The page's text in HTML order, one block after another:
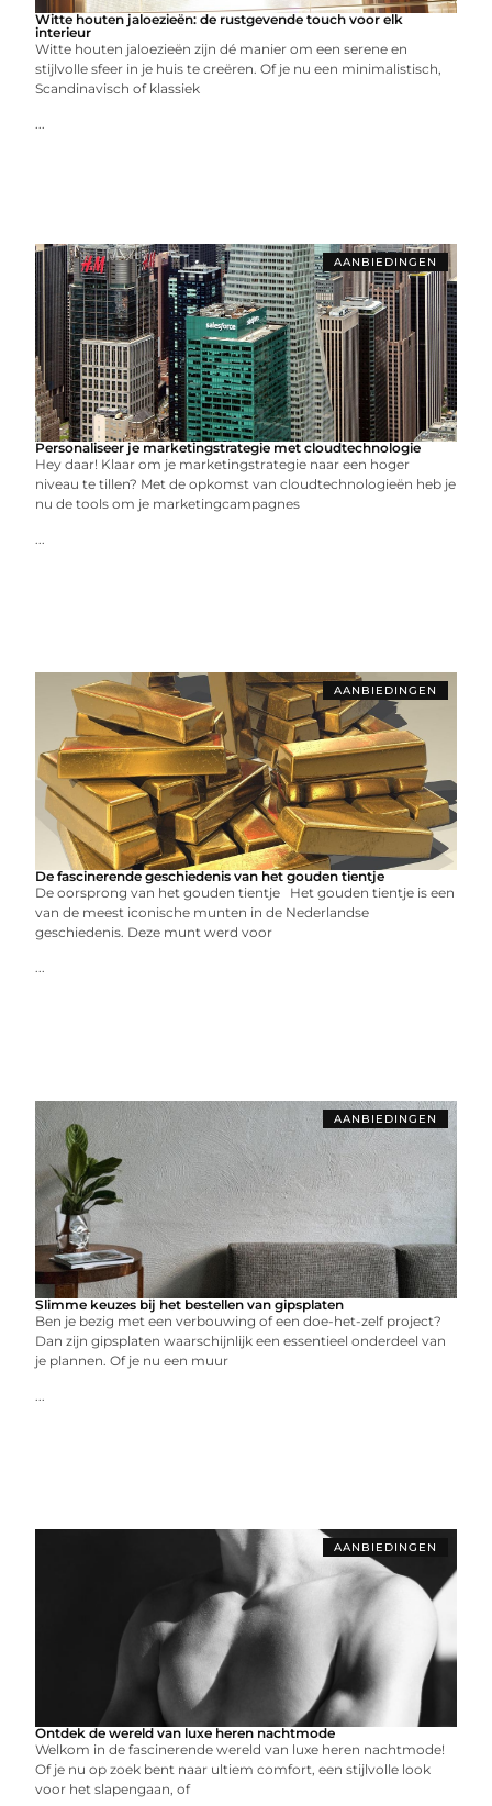
Witte houten jaloezieën: de rustgevende touch voor elk
interieur
Witte houten jaloezieën zijn dé manier om een serene en
stijlvolle sfeer in je huis te creëren. Of je nu een minimalistisch,
Scandinavisch of klassiek
...
AANBIEDINGEN
Personaliseer je marketingstrategie met cloudtechnologie
Hey daar! Klaar om je marketingstrategie naar een hoger
niveau te tillen? Met de opkomst van cloudtechnologieën heb je
nu de tools om je marketingcampagnes
...
AANBIEDINGEN
De fascinerende geschiedenis van het gouden tientje
De oorsprong van het gouden tientje Het gouden tientje is een
van de meest iconische munten in de Nederlandse
geschiedenis. Deze munt werd voor
...
AANBIEDINGEN
Slimme keuzes bij het bestellen van gipsplaten
Ben je bezig met een verbouwing of een doe-het-zelf project?
Dan zijn gipsplaten waarschijnlijk een essentieel onderdeel van
je plannen. Of je nu een muur
...
AANBIEDINGEN
Ontdek de wereld van luxe heren nachtmode
Welkom in de fascinerende wereld van luxe heren nachtmode!
Of je nu op zoek bent naar ultiem comfort, een stijlvolle look
voor het slapengaan, of